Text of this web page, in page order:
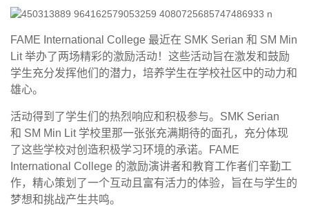
FAME International College 最近在 SMK Serian 和 SM Min
Lit 举办了两场精彩的激励活动！这些活动旨在激发和鼓励
学生充分发挥他们的潜力，培养学生在学校社区中的动力和
雄心。
活动得到了学生们的热烈响应和积极参与。SMK Serian
和 SM Min Lit 学校里那一张张充满期待的面孔，充分体现
了这些学校对创造积极学习环境的承诺。FAME
International College 的激励演讲者和教育工作者们辛勤工
作，精心策划了一个互动且富有活力的体验，旨在与学生的
梦想和挑战产生共鸣。